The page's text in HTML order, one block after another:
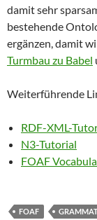
damit sehr
bestehende
ergänzen, damit
Turmbau zu Babel
Weiterführende
RDF-XML-
N3-Tutorial
FOAF
FOAF